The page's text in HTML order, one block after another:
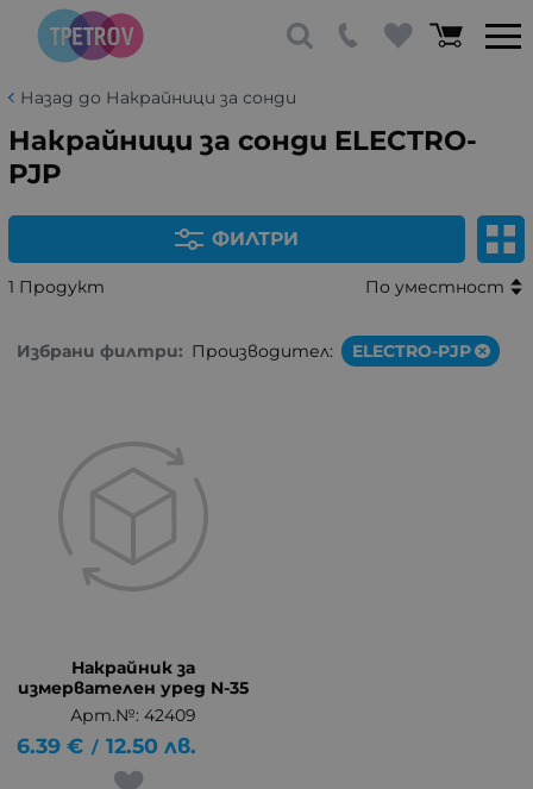
Назад до Накрайници за сонди
Накрайници за сонди ELECTRO-
PJP
ФИЛТРИ
1 Продукт По уместност
Избрани филтри: Производител: ELECTRO-PJP
Накрайник за
измервателен уред N-35
Арт.№: 42409
6.39 € / 12.50 лв.